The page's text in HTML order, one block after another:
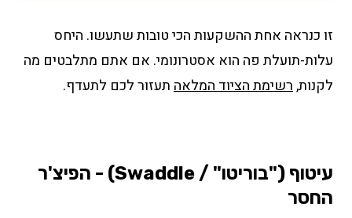
זו כנראה אחת ההשקעות הכי טובות שתעשו. היחס
עלות-תועלת פה הוא אסטרונומי. אם אתם מתלבטים מה
לקנות,רשימת הציוד המלאהתעזור לכם לתעדף.
עיטוף ("בוריטו" / Swaddle) - הפיצ'ר
החסר